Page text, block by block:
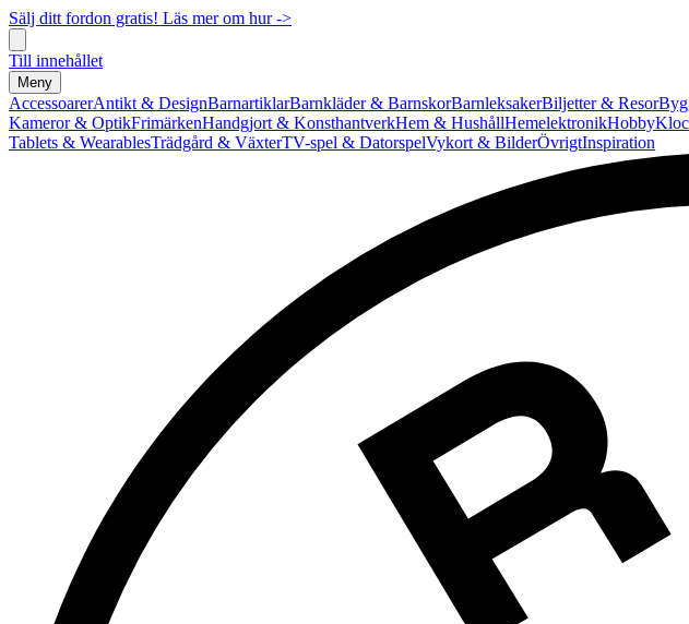
Sälj ditt fordon gratis! Läs mer om hur ->
Till innehållet
Meny
AccessoarerAntikt & DesignBarnartiklarBarnkläder & BarnskorBarnleksakerBiljetter & Resor
Kameror & OptikFrimärkenHandgjort & KonsthantverkHem & HushållHemelektronikHobby
Tablets & WearablesTrädgård & VäxterTV-spel & DatorspelVykort & BilderÖvrigtInspiration